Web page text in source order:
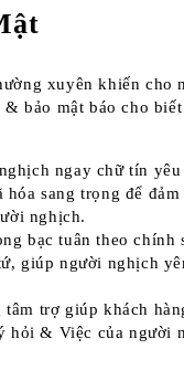
xuyên khiến cho
bảo mật báo cho
ngay chữ tín yêu
sang trọng để đảm
nghịch.
bạc tuân theo chính
giúp người nghịch
tâm trợ giúp khách
hỏi & Việc của người